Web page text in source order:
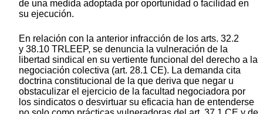
de una medida adoptada por oportunidad o facilidad en
su ejecución.
En relación con la anterior infracción de los arts. 32.2
y 38.10 TRLEEP, se denuncia la vulneración de la
libertad sindical en su vertiente funcional del derecho a la
negociación colectiva (art. 28.1 CE). La demanda cita
doctrina constitucional de la que deriva que negar u
obstaculizar el ejercicio de la facultad negociadora por
los sindicatos o desvirtuar su eficacia han de entenderse